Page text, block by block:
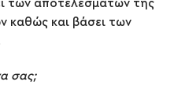
των αποτελεσμάτων της
καθώς και βάσει των
σας;